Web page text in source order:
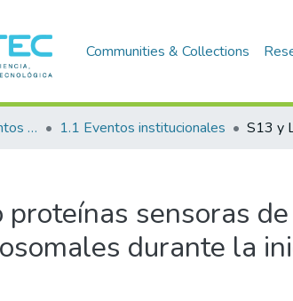
Communities & Collections
1. Publicaciones y eventos institucionales 1.1 Eventos institucionales
proteínas sensoras
durante la